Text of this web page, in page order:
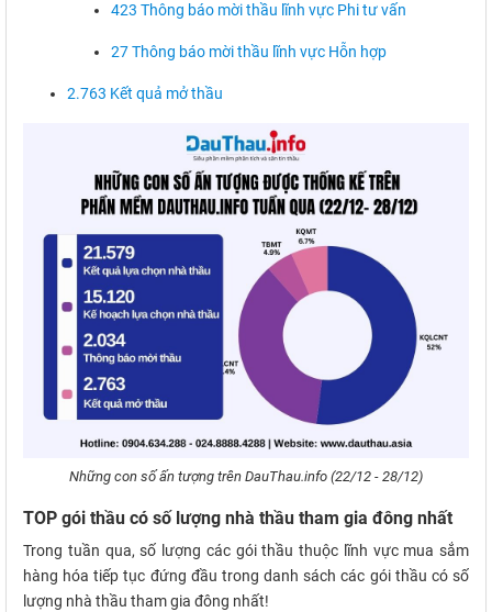
423 Thông báo mời thầu lĩnh vực Phi tư vấn
27 Thông báo mời thầu lĩnh vực Hỗn hợp
2.763 Kết quả mở thầu
Những con số ấn tượng trên DauThau.info (22/12 - 28/12)
TOP gói thầu có số lượng nhà thầu tham gia đông nhất
Trong tuần qua, số lượng các gói thầu thuộc lĩnh vực mua sắm
hàng hóa tiếp tục đứng đầu trong danh sách các gói thầu có số
lượng nhà thầu tham gia đông nhất!